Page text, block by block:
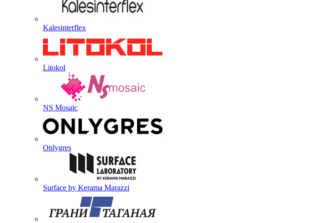
Kalesinterflex
Litokol
NS Mosaic
Onlygres
Surface by Kerama Marazzi